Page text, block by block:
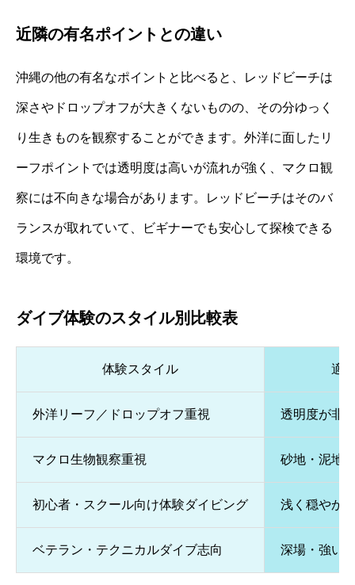
近隣の有名ポイントとの違い
沖縄の他の有名なポイントと比べると、レッドビーチは
深さやドロップオフが大きくないものの、その分ゆっく
り生きものを観察することができます。外洋に面したリ
ーフポイントでは透明度は高いが流れが強く、マクロ観
察には不向きな場合があります。レッドビーチはそのバ
ランスが取れていて、ビギナーでも安心して探検できる
環境です。
ダイブ体験のスタイル別比較表
体験スタイル 適
外洋リーフ／ドロップオフ重視 透明度が非
マクロ生物観察重視 砂地・泥地
初心者・スクール向け体験ダイビング 浅く穏やか
ベテラン・テクニカルダイブ志向 深場・強い